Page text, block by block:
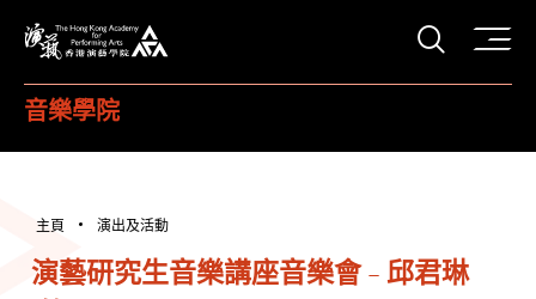
打開
音樂學院
主頁 演出及活動
演藝研究生音樂講座音樂會 - 邱君琳